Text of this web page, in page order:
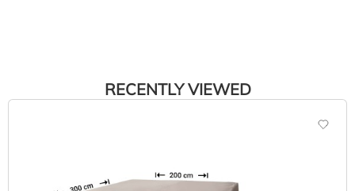
RECENTLY VIEWED